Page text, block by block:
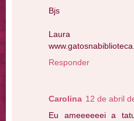
Bjs
Laura
Responder
Carolina 12 de abril
Eu ameeeeeei a